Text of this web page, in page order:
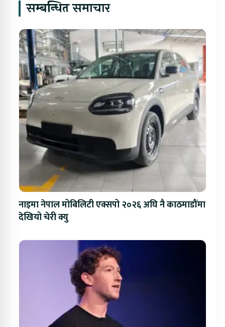
सम्बन्धित समाचार
नाइमा नेपाल मोबिलिटी एक्सपो २०२६ अघि नै काठमाडौंमा
देखियो चेरी क्यु